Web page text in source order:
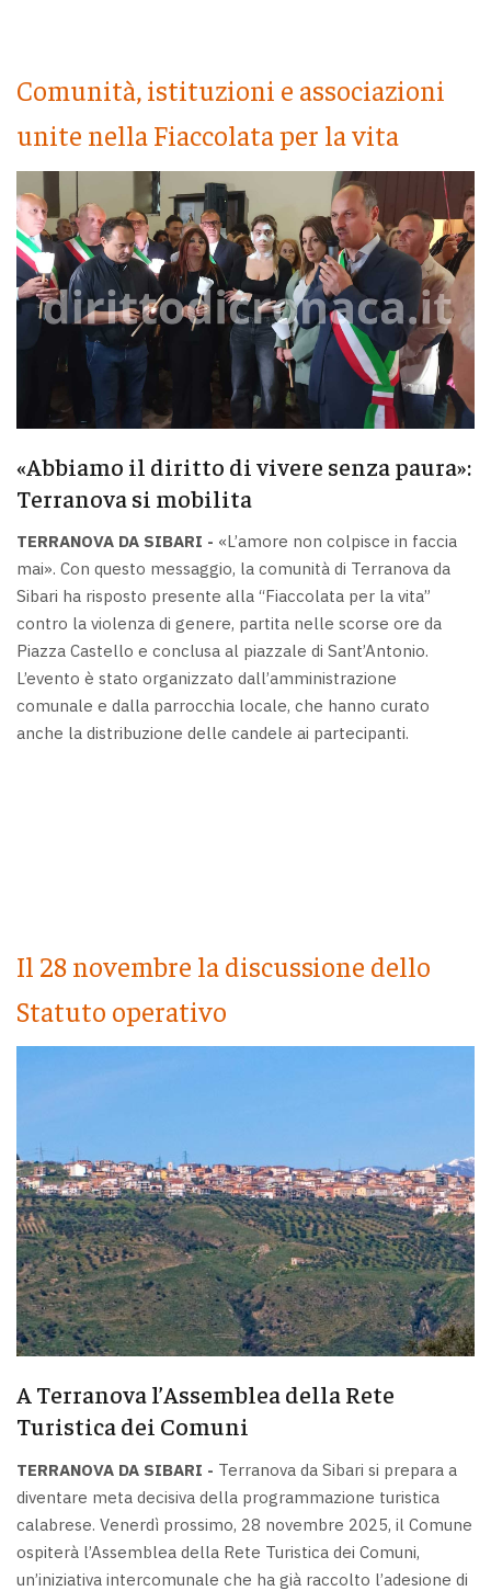
Comunità, istituzioni e associazioni
unite nella Fiaccolata per la vita
«Abbiamo il diritto di vivere senza paura»:
Terranova si mobilita
TERRANOVA DA SIBARI - «L’amore non colpisce in faccia
mai». Con questo messaggio, la comunità di Terranova da
Sibari ha risposto presente alla “Fiaccolata per la vita”
contro la violenza di genere, partita nelle scorse ore da
Piazza Castello e conclusa al piazzale di Sant’Antonio.
L’evento è stato organizzato dall’amministrazione
comunale e dalla parrocchia locale, che hanno curato
anche la distribuzione delle candele ai partecipanti.
Il 28 novembre la discussione dello
Statuto operativo
A Terranova l’Assemblea della Rete
Turistica dei Comuni
TERRANOVA DA SIBARI - Terranova da Sibari si prepara a
diventare meta decisiva della programmazione turistica
calabrese. Venerdì prossimo, 28 novembre 2025, il Comune
ospiterà l’Assemblea della Rete Turistica dei Comuni,
un’iniziativa intercomunale che ha già raccolto l’adesione di